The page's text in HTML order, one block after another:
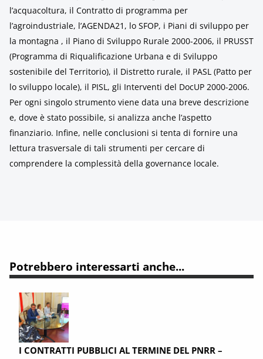
l’acquacoltura, il Contratto di programma per
l’agroindustriale, l’AGENDA21, lo SFOP, i Piani di sviluppo per
la montagna , il Piano di Sviluppo Rurale 2000-2006, il PRUSST
(Programma di Riqualificazione Urbana e di Sviluppo
sostenibile del Territorio), il Distretto rurale, il PASL (Patto per
lo sviluppo locale), il PISL, gli Interventi del DocUP 2000-2006.
Per ogni singolo strumento viene data una breve descrizione
e, dove è stato possibile, si analizza anche l’aspetto
finanziario. Infine, nelle conclusioni si tenta di fornire una
lettura trasversale di tali strumenti per cercare di
comprendere la complessità della governance locale.
Potrebbero interessarti anche...
I CONTRATTI PUBBLICI AL TERMINE DEL PNRR –